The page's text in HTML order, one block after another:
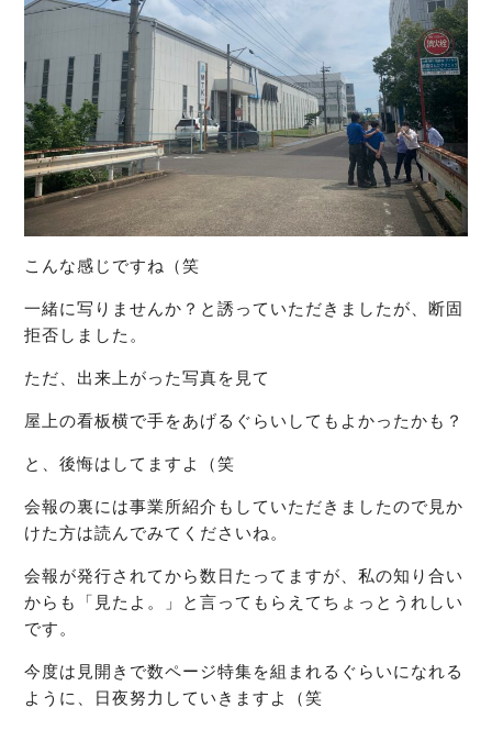
こんな感じですね（笑
一緒に写りませんか？と誘っていただきましたが、断固
拒否しました。
ただ、出来上がった写真を見て
屋上の看板横で手をあげるぐらいしてもよかったかも？
と、後悔はしてますよ（笑
会報の裏には事業所紹介もしていただきましたので見か
けた方は読んでみてくださいね。
会報が発行されてから数日たってますが、私の知り合い
からも「見たよ。」と言ってもらえてちょっとうれしい
です。
今度は見開きで数ページ特集を組まれるぐらいになれる
ように、日夜努力していきますよ（笑